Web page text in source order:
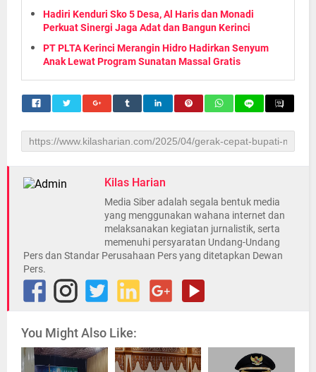
Hadiri Kenduri Sko 5 Desa, Al Haris dan Monadi
Perkuat Sinergi Jaga Adat dan Bangun Kerinci
PT PLTA Kerinci Merangin Hidro Hadirkan Senyum
Anak Lewat Program Sunatan Massal Gratis
Kilas Harian
Media Siber adalah segala bentuk media
yang menggunakan wahana internet dan
melaksanakan kegiatan jurnalistik, serta
memenuhi persyaratan Undang-Undang
Pers dan Standar Perusahaan Pers yang ditetapkan Dewan
Pers.
You Might Also Like: